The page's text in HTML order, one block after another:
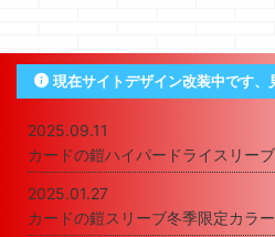
現在サイトデザイン改装中です、
2025.09.11
カードの鎧ハイパードライスリー
2025.01.27
カードの鎧スリーブ冬季限定カラ